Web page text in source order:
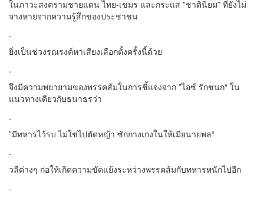
ในภาวะสงครามชายแดน ไทย-เขมร และกระแส ”ชาตินิยม” ที่ยังไม่
จางหายจากความรู้สึกของประชาชน
.
ยิ่งเป็นช่วงรณรงค์หาเสียงเลือกตั้งครั้งนี้ด้วย
.
จึงมีความพยายามของพรรคส้มในการชี้แจงจาก ”ไอซ์ รักชนก“ ใน
แนวทางเดียวกับธนาธรว่า
.
”มีทหารไว้รบ ไม่ใช่ไปตัดหญ้า ซักกางเกงในให้เมียนายพล“
.
วลีต่างๆ ก่อให้เกิดความขัดแย้งระหว่างพรรคส้มกับทหารหนักไปอีก
.